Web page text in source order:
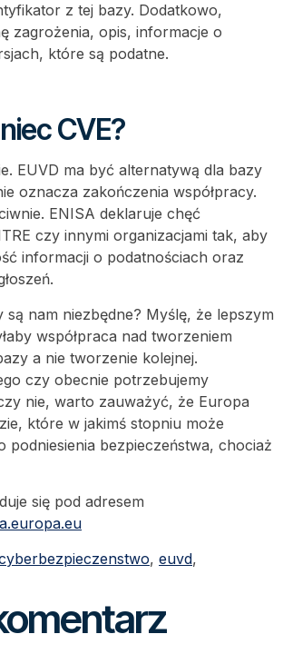
z tej bazy. Dodatkowo,
zagrożenia, opis, informacje o
które są podatne.
CVE?
EUVD ma być alternatywą dla bazy
oznacza zakończenia współpracy.
ENISA deklaruje chęć
czy innymi organizacjami tak, aby
informacji o podatnościach oraz
są nam niezbędne? Myślę, że lepszym
współpraca nad tworzeniem
a nie tworzenie kolejnej.
czy obecnie potrzebujemy
nie, warto zauważyć, że Europa
które w jakimś stopniu może
podniesienia bezpieczeństwa, chociaż
się pod adresem
, euvd,